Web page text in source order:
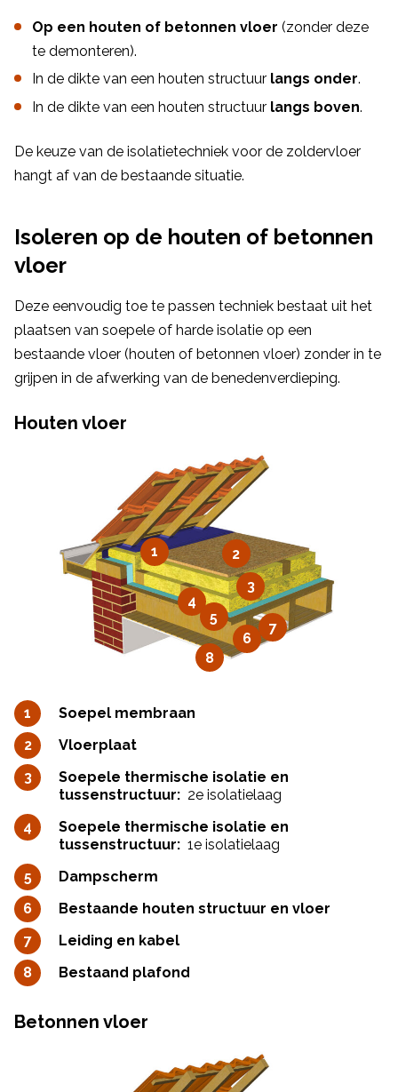
Op een houten of betonnen vloer (zonder deze
te demonteren).
In de dikte van een houten structuur langs onder.
In de dikte van een houten structuur langs boven.
De keuze van de isolatietechniek voor de zoldervloer
hangt af van de bestaande situatie.
Isoleren op de houten of betonnen
vloer
Deze eenvoudig toe te passen techniek bestaat uit het
plaatsen van soepele of harde isolatie op een
bestaande vloer (houten of betonnen vloer) zonder in te
grijpen in de afwerking van de benedenverdieping.
Houten vloer
1
2
3
4
5
6
7
8
Soepel membraan
Vloerplaat
Soepele thermische isolatie en
tussenstructuur: 2e isolatielaag
Soepele thermische isolatie en
tussenstructuur: 1e isolatielaag
Dampscherm
Bestaande houten structuur en vloer
Leiding en kabel
Bestaand plafond
Betonnen vloer